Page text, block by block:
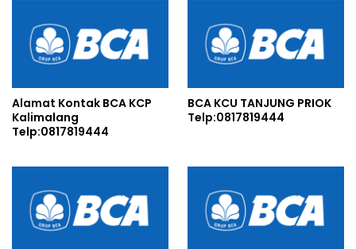
Alamat Kontak BCA KCP
Kalimalang
Telp:0817819444
BCA KCU TANJUNG PRIOK
Telp:0817819444